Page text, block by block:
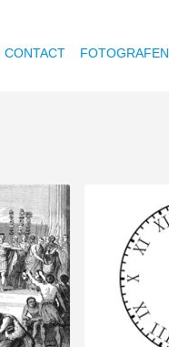
CONTACT FOTOGRAFEN